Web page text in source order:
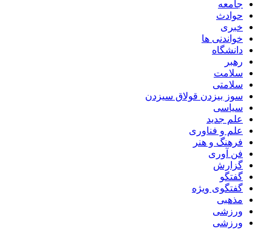
جامعه
حوادث
خبری
خواندنی ها
دانشگاه
رهبر
سلامت
سلامتی
سوز بیزدن قولاق سیزدن
سیاسی
علم جدید
علم و فناوری
فرهنگ و هنر
فن آوری
گزارش
گفتگو
گفتگوی ویژه
مذهبی
ورزشی
ورزشی